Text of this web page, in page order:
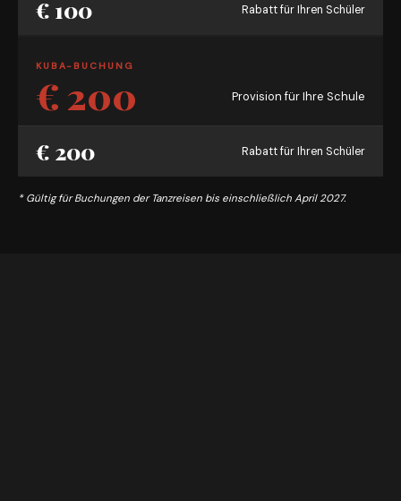
€ 100 Rabatt für Ihren Schüler
KUBA-BUCHUNG
€ 200 Provision für Ihre Schule
€ 200 Rabatt für Ihren Schüler
* Gültig für Buchungen der Tanzreisen bis einschließlich April 2027.